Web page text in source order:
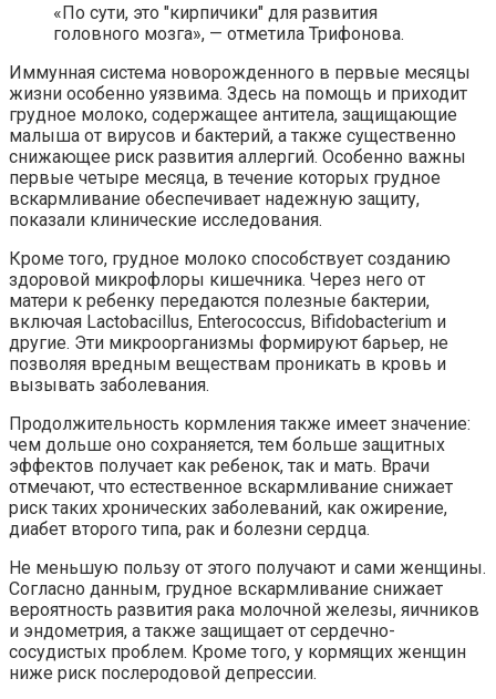
«По сути, это "кирпичики" для развития
головного мозга», — отметила Трифонова.
Иммунная система новорожденного в первые месяцы
жизни особенно уязвима. Здесь на помощь и приходит
грудное молоко, содержащее антитела, защищающие
малыша от вирусов и бактерий, а также существенно
снижающее риск развития аллергий. Особенно важны
первые четыре месяца, в течение которых грудное
вскармливание обеспечивает надежную защиту,
показали клинические исследования.
Кроме того, грудное молоко способствует созданию
здоровой микрофлоры кишечника. Через него от
матери к ребенку передаются полезные бактерии,
включая Lactobacillus, Enterococcus, Bifidobacterium и
другие. Эти микроорганизмы формируют барьер, не
позволяя вредным веществам проникать в кровь и
вызывать заболевания.
Продолжительность кормления также имеет значение:
чем дольше оно сохраняется, тем больше защитных
эффектов получает как ребенок, так и мать. Врачи
отмечают, что естественное вскармливание снижает
риск таких хронических заболеваний, как ожирение,
диабет второго типа, рак и болезни сердца.
Не меньшую пользу от этого получают и сами женщины.
Согласно данным, грудное вскармливание снижает
вероятность развития рака молочной железы, яичников
и эндометрия, а также защищает от сердечно-
сосудистых проблем. Кроме того, у кормящих женщин
ниже риск послеродовой депрессии.